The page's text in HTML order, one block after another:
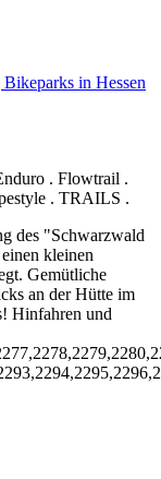
in Hessen
. Flowtrail .
. TRAILS .
des "Schwarzwald
kleinen
Gemütliche
an der Hütte im
Hinfahren und